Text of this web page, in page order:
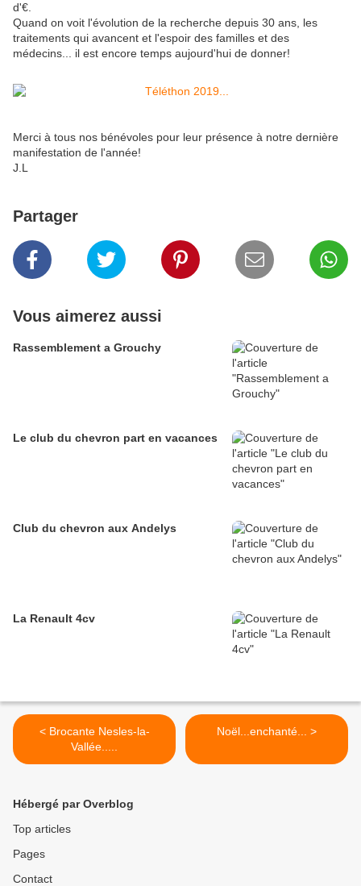
d'€.
Quand on voit l'évolution de la recherche depuis 30 ans, les
traitements qui avancent et l'espoir des familles et des
médecins... il est encore temps aujourd'hui de donner!
Merci à tous nos bénévoles pour leur présence à notre dernière
manifestation de l'année!
J.L
Partager
Vous aimerez aussi
Rassemblement a Grouchy
Le club du chevron part en vacances
Club du chevron aux Andelys
La Renault 4cv
< Brocante Nesles-la-
Vallée.....
Noël...enchanté... >
Hébergé par Overblog
Top articles
Pages
Contact